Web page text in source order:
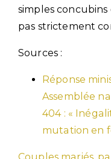
simples
pas strictement
Sources :
Réponse
Assemblée
404 : «
mutation en